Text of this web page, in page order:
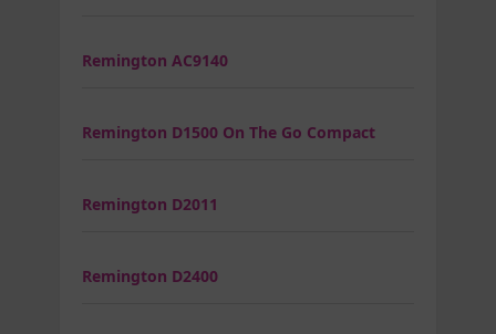
Remington AC9140
Remington D1500 On The Go Compact
Remington D2011
Remington D2400